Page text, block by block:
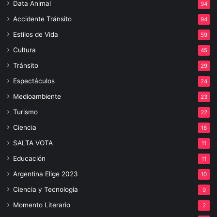
Data Animal 94
Accidente Tránsito 94
Estilos de Vida 59
Cultura 45
Tránsito 29
Espectáculos 24
Medioambiente 23
Turismo 22
Ciencia 16
SALTA VOTA 11
Educación 11
Argentina Elige 2023 10
Ciencia y Tecnología 9
Momento Literario 2